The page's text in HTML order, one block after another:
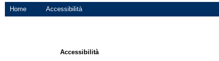
Home Accessibilità
Accessibilità